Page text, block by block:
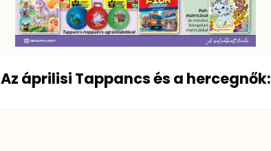
Az áprilisi Tappancs és a hercegnők: